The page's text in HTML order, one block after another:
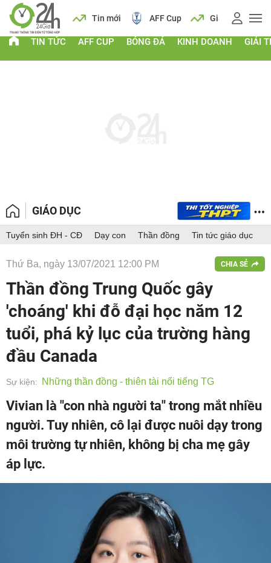
Lịch Tin mới AFF Cup Giá vàng
TIN TỨC AFF CUP BÓNG ĐÁ KINH DOANH GIẢI
GIÁO DỤC
Tuyển sinh ĐH - CĐ Dạy con Thần đồng Tin tức giáo dục
Thứ Ba, ngày 13/07/2021 12:00 PM CHIA SẺ
Thần đồng Trung Quốc gây
'choáng' khi đỗ đại học năm 12
tuổi, phá kỷ lục của trường hàng
đầu Canada
Sự kiện: Những thần đồng - thiên tài nổi tiếng TG
Vivian là "con nhà người ta" trong mắt nhiều
người. Tuy nhiên, cô lại được nuôi dạy trong
môi trường tự nhiên, không bị cha mẹ gây
áp lực.